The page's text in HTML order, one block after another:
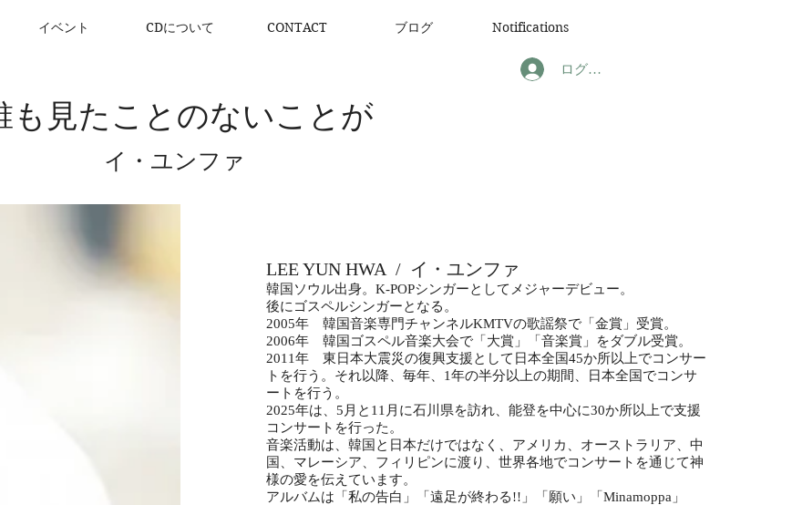
イベント CDについて CONTACT ブログ Notifications
ログイン
も見たことのないことが
イ・ユンファ
LEE YUN HWA / イ・ユンファ
韓国ソウル出身。K-POPシンガーとしてメジャーデビュー。
後にゴスペルシンガーとなる。
2005年 韓国音楽専門チャンネルKMTVの歌謡祭で「金賞」受賞。
2006年 韓国ゴスペル音楽大会で「大賞」「音楽賞」をダブル受賞。
2011年 東日本大震災の復興支援として日本全国45か所以上でコンサー
トを行う。それ以降、毎年、1年の半分以上の期間、日本全国でコンサ
ートを行う。
2025年は、5月と11月に石川県を訪れ、能登を中心に30か所以上で支援
コンサートを行った。
音楽活動は、韓国と日本だけではなく、アメリカ、オーストラリア、中
国、マレーシア、フィリピンに渡り、世界各地でコンサートを通じて神
様の愛を伝えています。
アルバムは「私の告白」「遠足が終わる!!」「願い」「Minamoppa」